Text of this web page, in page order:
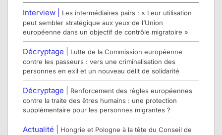
Interview |
Les intermédiaires pairs : « Leur utilisation
peut sembler stratégique aux yeux de l’Union
européenne dans un objectif de contrôle migratoire »
Décryptage |
Lutte de la Commission européenne
contre les passeurs : vers une criminalisation des
personnes en exil et un nouveau délit de solidarité
Décryptage |
Renforcement des règles européennes
contre la traite des êtres humains : une protection
supplémentaire pour les personnes migrantes ?
Actualité |
Hongrie et Pologne à la tête du Conseil de